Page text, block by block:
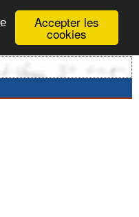
Accepter les
cookies